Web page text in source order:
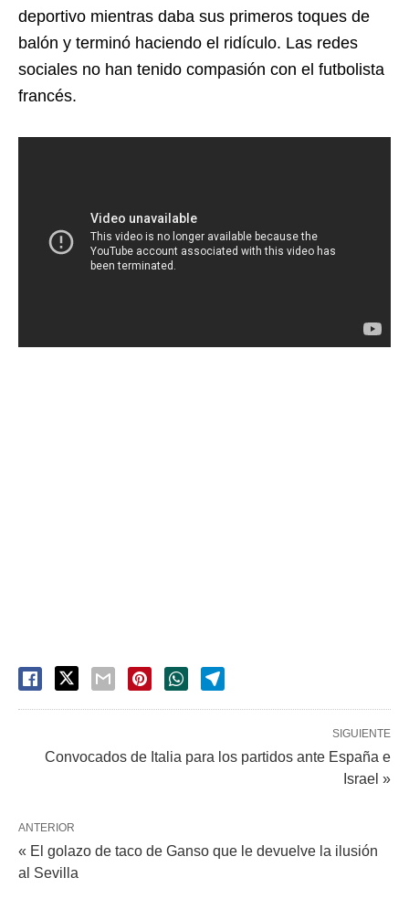
deportivo mientras daba sus primeros toques de
balón y terminó haciendo el ridículo. Las redes
sociales no han tenido compasión con el futbolista
francés.
SIGUIENTE
Convocados de Italia para los partidos ante España e
Israel »
ANTERIOR
« El golazo de taco de Ganso que le devuelve la ilusión
al Sevilla